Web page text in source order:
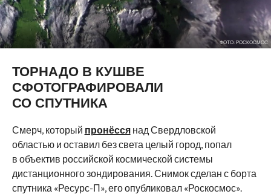
ФОТО: РОСКОСМОС
ТОРНАДО В КУШВЕ
СФОТОГРАФИРОВАЛИ
СО СПУТНИКА
Смерч, который пронёссянад Свердловской
областью и оставил без света целый город, попал
в объектив российской космической системы
дистанционного зондирования. Снимок сделан с борта
спутника «Ресурс-П», его опубликовал «Роскосмос».